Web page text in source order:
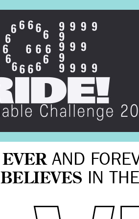
EVERAND
BELIEVES IN THE